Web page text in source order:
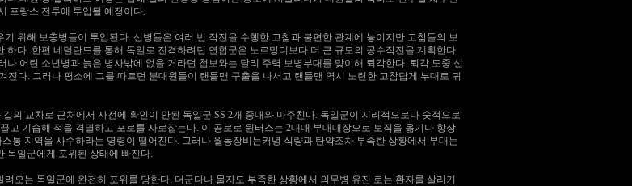
프랑스 전투에 투입될 예정이다.
기 위해 보충병들이 투입된다. 신병들은 여러 번 작전을 수행한 고참과 불편한 관계에 놓이지만 고참들의 보
다. 한편 네덜란드를 통해 독일로 진격하려던 연합군은 노르망디보다 더 큰 규모의 공수작전을 계획한다.
어린 소년병과 늙은 병사밖에 없을 거라던 첩보와는 달리 주력 보병부대를 맞이해 퇴각한다. 퇴각 도중 신
다. 그러나 평소에 그를 따르던 분대원들이 랜들맨 구출을 나서고 랜들맨 역시 노련한 고참답게 부대로 귀
길의 교차로 근처에서 사전에 확인이 안된 독일군 SS 2개 중대와 마주친다. 독일군이 지리적으로나 숫적으로
고 기습해 적을 격멸하고 포로를 사로잡는다. 이 공로로 윈터스는 2대대 부대대장으로 보직을 옮기나 항상
통 지역을 사수하라는 명령이 떨어진다. 그러나 월동장비는커녕 식량과 탄약조차 부족한 상황에서 부대는
독일군에게 포위된 상태에 빠진다.
오는 독일군에 완전히 포위를 당한다. 더군다나 물자도 부족한 상황에서 의무병 유진 로는 환자를 살리기